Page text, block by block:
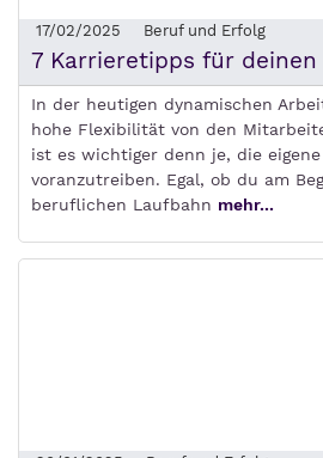
17/02/2025 Beruf und Erfolg
7 Karrieretipps für
In der heutigen dynamischen
hohe Flexibilität von den
ist es wichtiger denn je, die
voranzutreiben. Egal, ob du am
beruflichen Laufbahn mehr...